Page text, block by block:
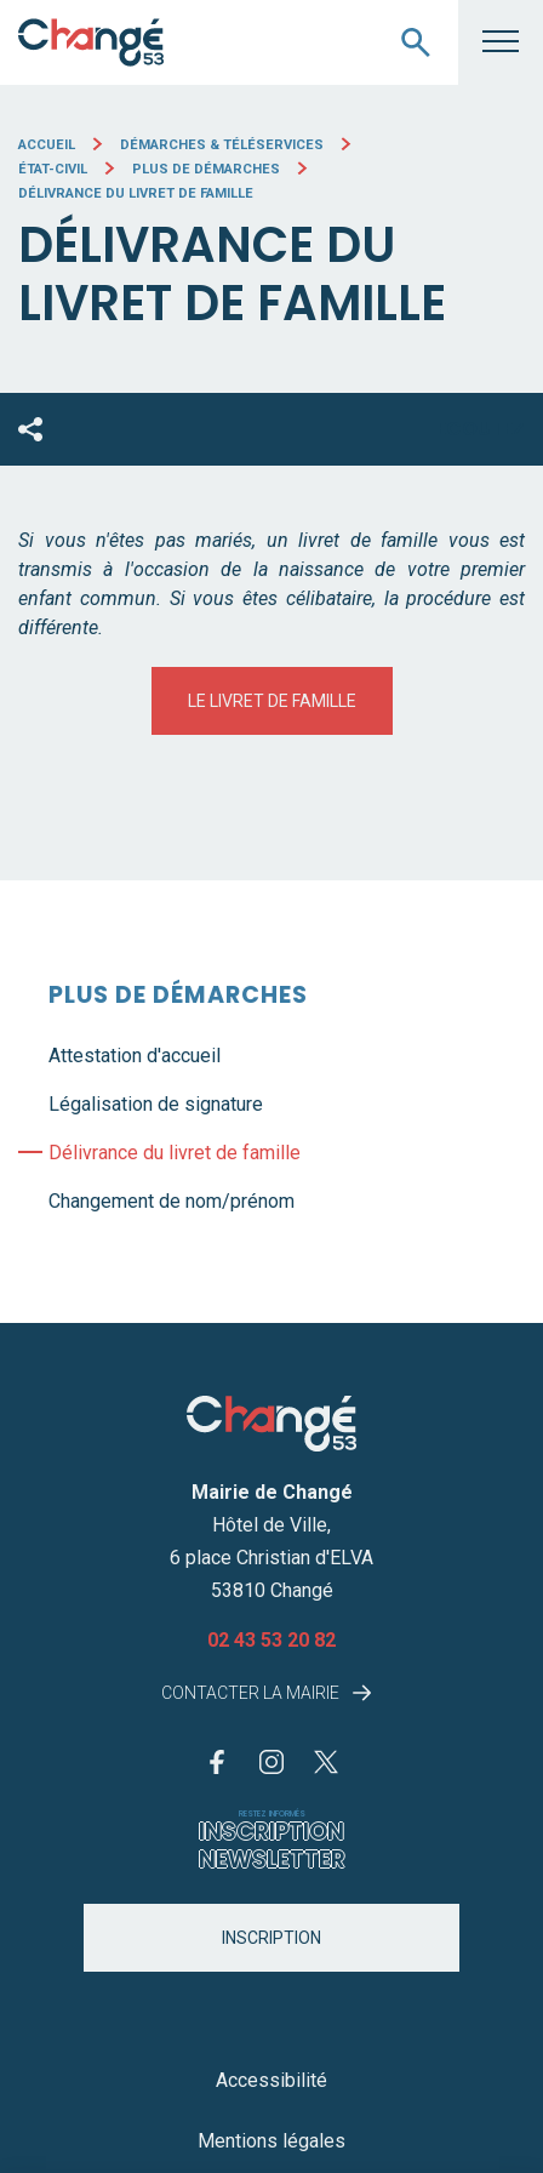
ACCUEIL
DÉMARCHES & TÉLÉSERVICES
ÉTAT-CIVIL
PLUS DE DÉMARCHES
DÉLIVRANCE DU LIVRET DE FAMILLE
DÉLIVRANCE DU
LIVRET DE FAMILLE
Si vous n'êtes pas mariés, un livret de famille vous est
transmis à l'occasion de la naissance de votre premier
enfant commun. Si vous êtes célibataire, la procédure est
différente.
LE LIVRET DE FAMILLE
PLUS DE DÉMARCHES
Attestation d'accueil
Légalisation de signature
Délivrance du livret de famille
Changement de nom/prénom
Mairie de Changé
Hôtel de Ville,
6 place Christian d'ELVA
53810 Changé
02 43 53 20 82
CONTACTER LA MAIRIE
RESTEZ INFORMÉS
INSCRIPTION
NEWSLETTER
INSCRIPTION
Accessibilité
Mentions légales